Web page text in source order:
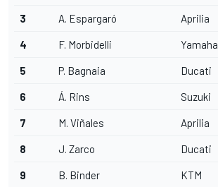
3 A. Espargaró Aprilia
4 F. Morbidelli Yamaha
5 P. Bagnaia Ducati
6 Á. Rins Suzuki
7 M. Viñales Aprilia
8 J. Zarco Ducati
9 B. Binder KTM